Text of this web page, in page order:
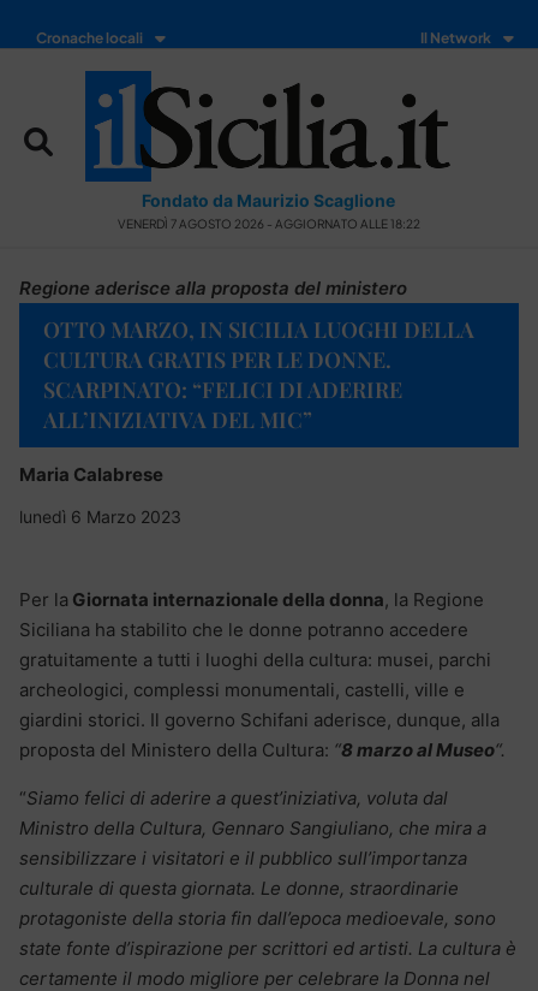
Cronache locali Il Network
Fondato da Maurizio Scaglione
VENERDÌ 7 AGOSTO 2026 - AGGIORNATO ALLE 18:22
Regione aderisce alla proposta del ministero
OTTO MARZO, IN SICILIA LUOGHI DELLA
CULTURA GRATIS PER LE DONNE.
SCARPINATO: “FELICI DI ADERIRE
ALL’INIZIATIVA DEL MIC”
Maria Calabrese
lunedì 6 Marzo 2023
Per la Giornata internazionale della donna, la Regione
Siciliana ha stabilito che le donne potranno accedere
gratuitamente a tutti i luoghi della cultura: musei, parchi
archeologici, complessi monumentali, castelli, ville e
giardini storici. Il governo Schifani aderisce, dunque, alla
proposta del Ministero della Cultura: “8 marzo al Museo“.
“Siamo felici di aderire a quest’iniziativa, voluta dal
Ministro della Cultura, Gennaro Sangiuliano, che mira a
sensibilizzare i visitatori e il pubblico sull’importanza
culturale di questa giornata. Le donne, straordinarie
protagoniste della storia fin dall’epoca medioevale, sono
state fonte d’ispirazione per scrittori ed artisti. La cultura è
certamente il modo migliore per celebrare la Donna nel